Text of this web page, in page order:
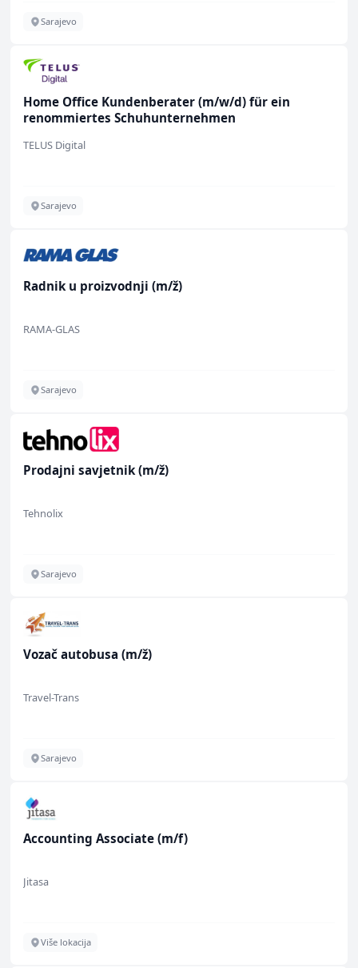
Sarajevo
Home Office Kundenberater (m/w/d) für ein
renommiertes Schuhunternehmen
TELUS Digital
Sarajevo
Radnik u proizvodnji (m/ž)
RAMA-GLAS
Sarajevo
Prodajni savjetnik (m/ž)
Tehnolix
Sarajevo
Vozač autobusa (m/ž)
Travel-Trans
Sarajevo
Accounting Associate (m/f)
Jitasa
Više lokacija